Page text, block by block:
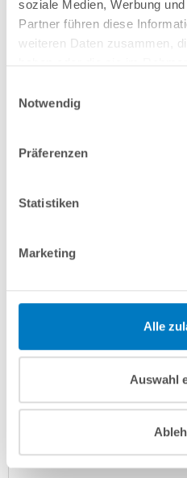
soziale Medien, Werbung
Partner führen diese
weiteren Daten zusammen,
Notwendig
Präferenzen
Statistiken
Marketing
Alle
Auswahl
SandfilteranlagePOOL SANA Pro
in Germany) inkl. Filtersand
Erdbeständiges PVC-Verrohrungsset
Produktbeschreibung
Herstellerangaben
Anleitungen/Datenblätter